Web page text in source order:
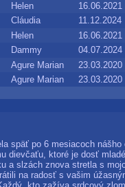
Helen
Cláudia
Helen
Dammy
Agure Marian
Agure Marian
späť po 6 mesiacoch nášho
dievčaťu, ktoré je dosť
a slzách znova stretla s
na radosť s vašim